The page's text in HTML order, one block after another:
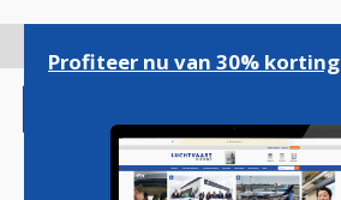
gaan
Profiteer nu van 30% korting